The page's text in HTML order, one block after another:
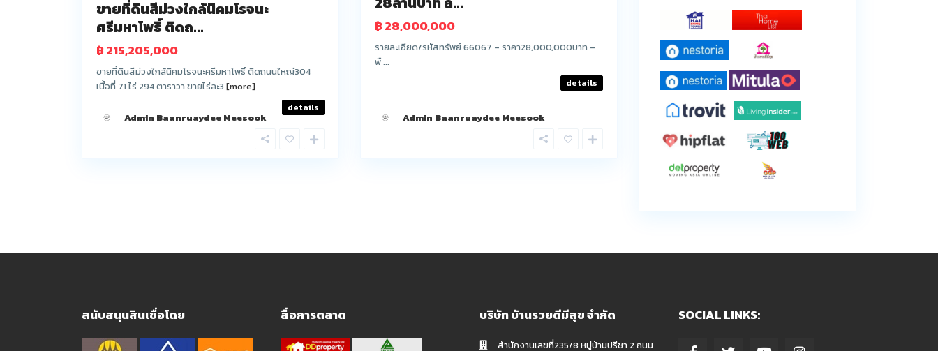
ขายที่ดินสีม่วงใกล้นิคมโรจนะ
ศรีมหาโพธิ์ ติดถ...
฿ 215,205,000
ขายที่ดินสีม่วงใกล้นิคมโรจนะศรีมหาโพธิ์ ติดถนนใหญ่304
เนื้อที่ 71 ไร่ 294 ตาราวา ขายไร่ละ3 [more]
details
Admin Baanruaydee Meesook
฿ 28,000,000
รายละเอียด/รหัสทรัพย์ 66067 – ราคา28,000,000บาท –
พื ...
details
Admin Baanruaydee Meesook
สนับสนุนสินเชื่อโดย สื่อการตลาด บริษัท บ้านรวยดีมีสุข จำกัด
สำนักงานเลขที่235/8 หมู่บ้านปรีชา 2 ถนน
SOCIAL LINKS: